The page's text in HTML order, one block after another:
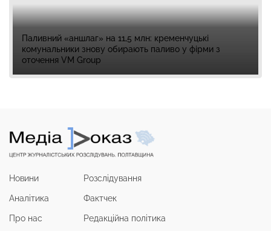
Паливний «аншлаг» на 11,5 млн: кременчуцькі
комунальники знову обирають паливо у фірми з
оточення VM Group
Новини
Аналітика
Про нас
Розслідування
Фактчек
Редакційна політика